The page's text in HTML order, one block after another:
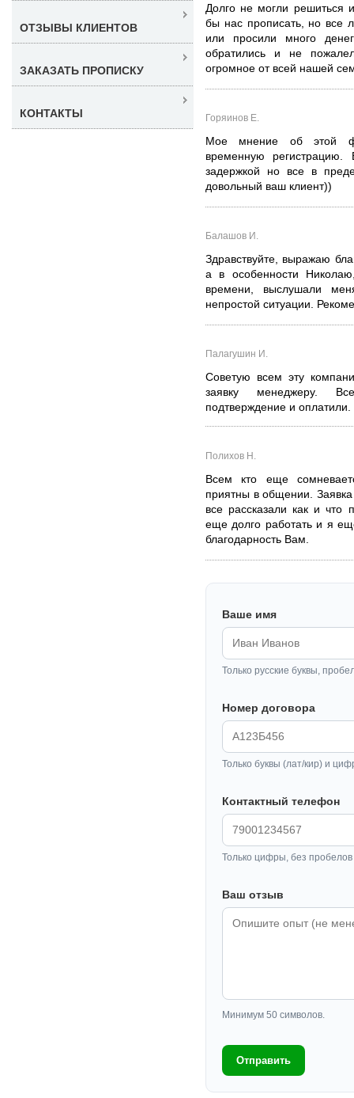
Долго не могли решиться
бы нас прописать, но все
или просили много
обратились и не
огромное от всей нашей
Горяинов Е.
Мое мнение об этой
временную
задержкой но все в
довольный ваш клиент))
Балашов И.
Здравствуйте, выражаю
а в особенности
времени, выслушали
непростой ситуации.
Палагушин И.
Советую всем эту
заявку менеджеру.
подтверждение и
Полихов Н.
Всем кто еще
приятны в общении.
все рассказали как и что
еще долго работать и я
благодарность Вам.
Ваше имя
Только русские буквы,
Номер договора
Только буквы (лат/кир) и
Контактный телефон
Только цифры, без
Ваш отзыв
Минимум 50 символов.
Отправить
ОТЗЫВЫ КЛИЕНТОВ
ЗАКАЗАТЬ ПРОПИСКУ
КОНТАКТЫ